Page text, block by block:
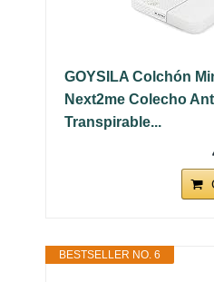
GOYSILA Colchón
Next2me Colecho
Transpirable...
BESTSELLER NO. 6